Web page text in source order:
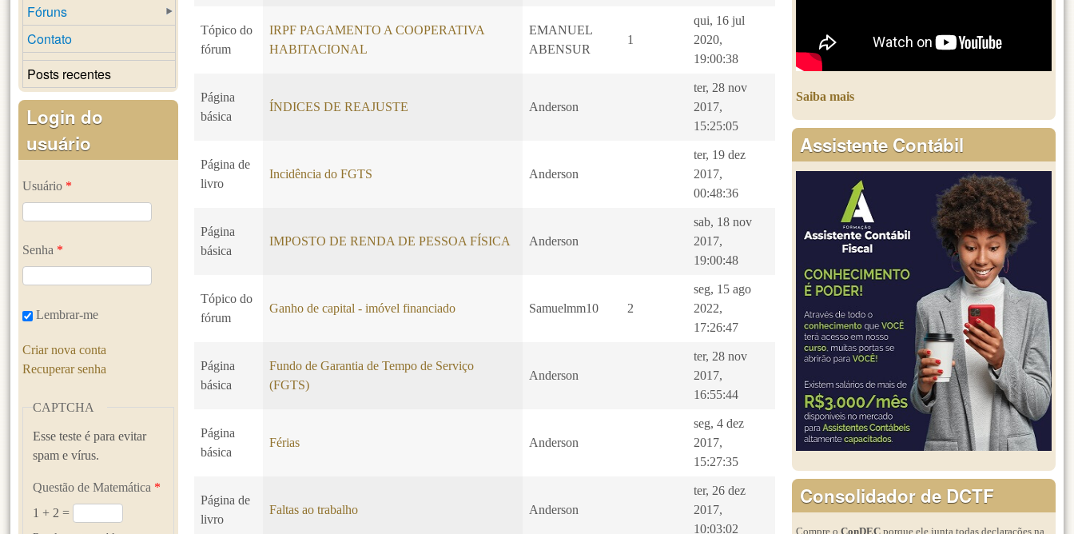
Tópico do
fórum
IRPF PAGAMENTO A COOPERATIVA
HABITACIONAL
EMANUEL
ABENSUR
1
qui, 16 jul
2020,
19:00:38
Página
básica
ÍNDICES DE REAJUSTE Anderson
ter, 28 nov
2017,
15:25:05
Página de
livro
Incidência do FGTS Anderson
ter, 19 dez
2017,
00:48:36
Página
básica
IMPOSTO DE RENDA DE PESSOA FÍSICA Anderson
sab, 18 nov
2017,
19:00:48
Tópico do
fórum
Ganho de capital - imóvel financiado Samuelmm10 2
seg, 15 ago
2022,
17:26:47
Página
básica
Fundo de Garantia de Tempo de Serviço
(FGTS)
Anderson
ter, 28 nov
2017,
16:55:44
Página
básica
Férias Anderson
seg, 4 dez
2017,
15:27:35
Página de
livro
Faltas ao trabalho Anderson
ter, 26 dez
2017,
10:03:02
Fóruns
Contato
Posts recentes
Login do
usuário
Usuário *
Senha *
Lembrar-me
Criar nova conta
Recuperar senha
CAPTCHA
Esse teste é para evitar
spam e vírus.
Questão de Matemática *
1 + 2 =
Saiba mais
Assistente Contábil
Consolidador de DCTF
Compre o ConDEC porque ele junta todas declarações na